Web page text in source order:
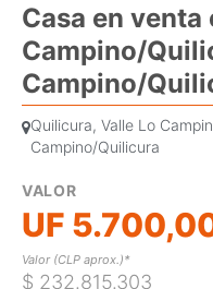
Casa en venta
Campino/
Campino/
Quilicura, Valle Lo
Campino/Quilicura
VALOR
UF
Valor (CLP aprox.)*
$ 232.815.303